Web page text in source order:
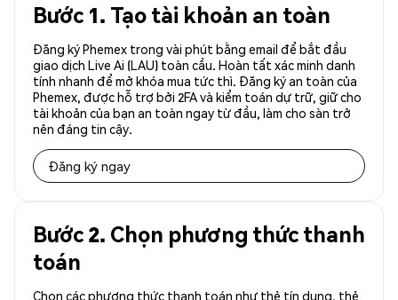
Bước 1. Tạo tài khoản an toàn
Đăng ký Phemex trong vài phút bằng email để bắt đầu
giao dịch Live Ai (LAU) toàn cầu. Hoàn tất xác minh danh
tính nhanh để mở khóa mua tức thì. Đăng ký an toàn của
Phemex, được hỗ trợ bởi 2FA và kiểm toán dự trữ, giữ cho
tài khoản của bạn an toàn ngay từ đầu, làm cho sàn trở
nên đáng tin cậy.
Đăng ký ngay
Bước 2. Chọn phương thức thanh
toán
Chọn các phương thức thanh toán như thẻ tín dụng, thẻ